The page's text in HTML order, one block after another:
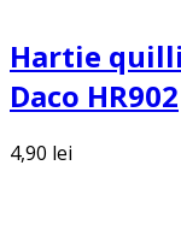
Hartie
Daco HR902
4,90 lei